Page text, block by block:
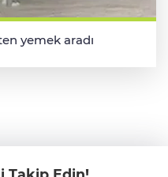
yemek aradı